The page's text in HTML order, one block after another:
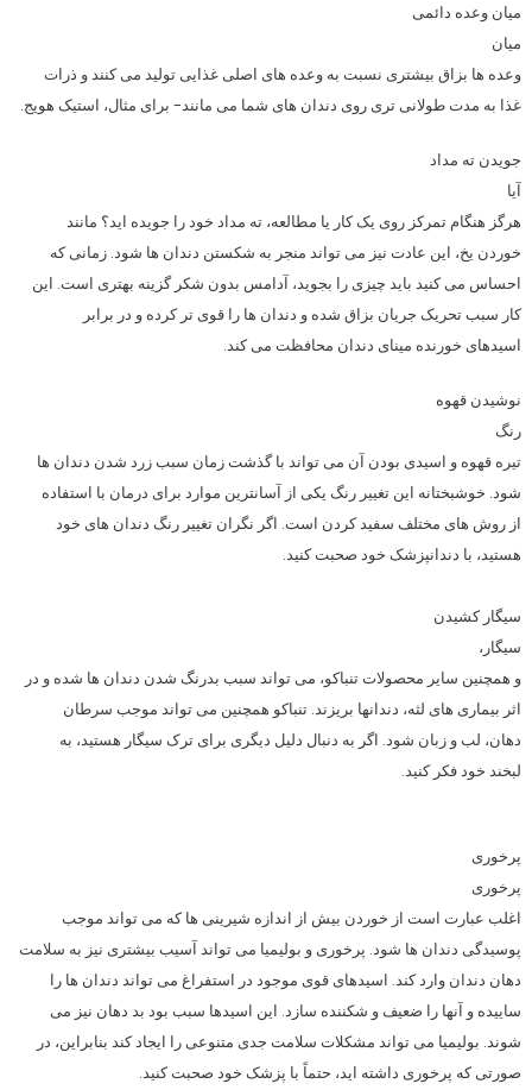
میان وعده دائمی
میان
وعده ها بزاق بیشتری نسبت به وعده های اصلی غذایی تولید می کنند و ذرات
غذا به مدت طولانی تری روی دندان های شما می مانند- برای مثال، استیک هویج.
جویدن ته مداد
آیا
هرگز هنگام تمرکز روی یک کار یا مطالعه، ته مداد خود را جویده اید؟ مانند
خوردن یخ، این عادت نیز می تواند منجر به شکستن دندان ها شود. زمانی که
احساس می کنید باید چیزی را بجوید، آدامس بدون شکر گزینه بهتری است. این
کار سبب تحریک جریان بزاق شده و دندان ها را قوی تر کرده و در برابر
اسیدهای خورنده مینای دندان محافظت می کند.
نوشیدن قهوه
رنگ
تیره قهوه و اسیدی بودن آن می تواند با گذشت زمان سبب زرد شدن دندان ها
شود. خوشبختانه این تغییر رنگ یکی از آسانترین موارد برای درمان با استفاده
از روش های مختلف سفید کردن است. اگر نگران تغییر رنگ دندان های خود
هستید، با دندانپزشک خود صحبت کنید.
سیگار کشیدن
سیگار،
و همچنین سایر محصولات تنباکو، می تواند سبب بدرنگ شدن دندان ها شده و در
اثر بیماری های لثه، دندانها بریزند. تنباکو همچنین می تواند موجب سرطان
دهان، لب و زبان شود. اگر به دنبال دلیل دیگری برای ترک سیگار هستید، به
لبخند خود فکر کنید.
پرخوری
پرخوری
اغلب عبارت است از خوردن بیش از اندازه شیرینی ها که می تواند موجب
پوسیدگی دندان ها شود. پرخوری و بولیمیا می تواند آسیب بیشتری نیز به سلامت
دهان دندان وارد کند. اسیدهای قوی موجود در استفراغ می تواند دندان ها را
ساییده و آنها را ضعیف و شکننده سازد. این اسیدها سبب بود بد دهان نیز می
شوند. بولیمیا می تواند مشکلات سلامت جدی متنوعی را ایجاد کند بنابراین، در
صورتی که پرخوری داشته اید، حتماً با پزشک خود صحبت کنید.